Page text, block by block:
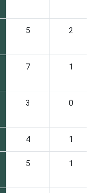
5 2
7 1
3 0
4 1
5 1